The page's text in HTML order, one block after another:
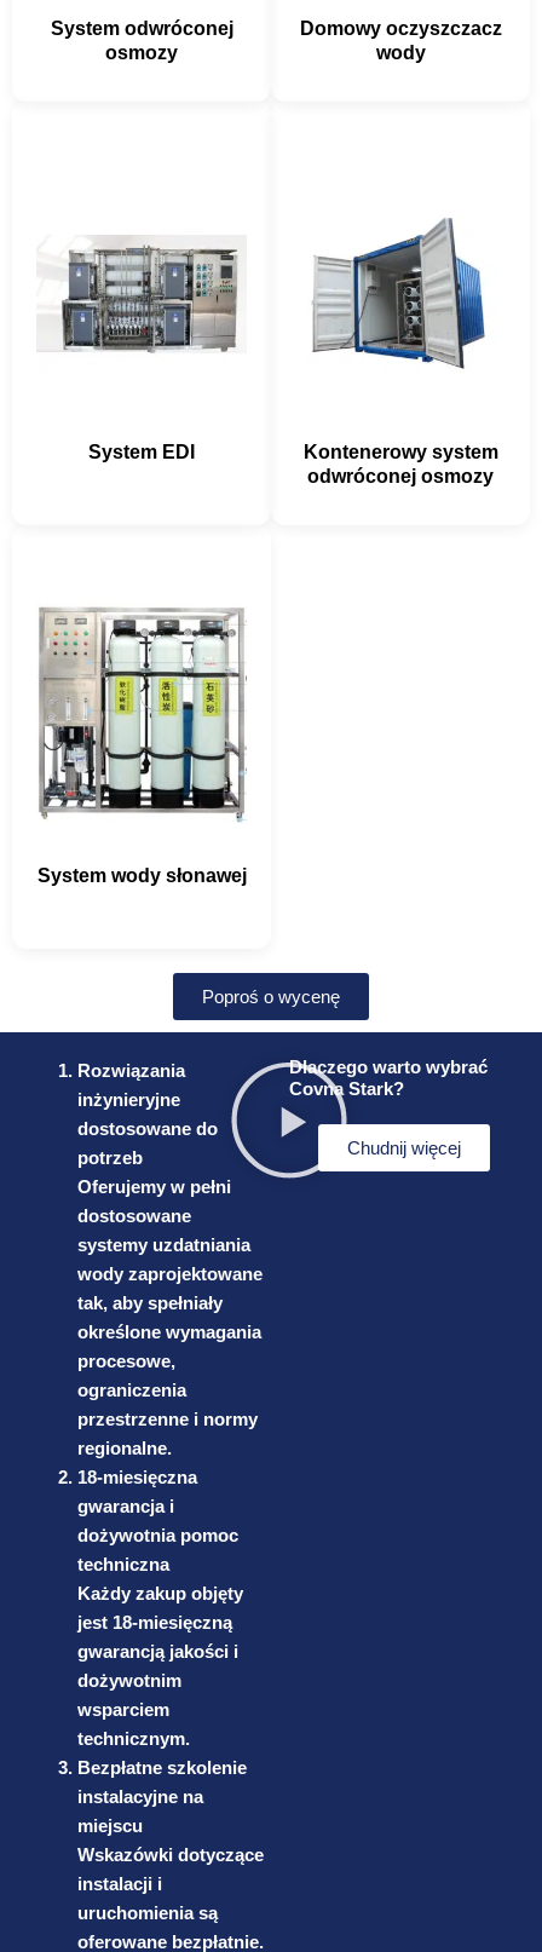
System odwróconej
osmozy
Domowy oczyszczacz
wody
System EDI
Kontenerowy system
odwróconej osmozy
System wody słonawej
Poproś o wycenę
Rozwiązania
inżynieryjne
dostosowane do
potrzeb
Oferujemy w pełni
dostosowane
systemy uzdatniania
wody zaprojektowane
tak, aby spełniały
określone wymagania
procesowe,
ograniczenia
przestrzenne i normy
regionalne.
18-miesięczna
gwarancja i
dożywotnia pomoc
techniczna
Każdy zakup objęty
jest 18-miesięczną
gwarancją jakości i
dożywotnim
wsparciem
technicznym.
Bezpłatne szkolenie
instalacyjne na
miejscu
Wskazówki dotyczące
instalacji i
uruchomienia są
oferowane bezpłatnie.
Dlaczego warto wybrać
Covna Stark?
Chudnij więcej